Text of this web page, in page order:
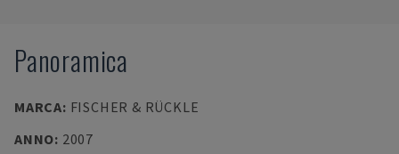
Panoramica
MARCA: FISCHER & RÜCKLE
ANNO: 2007